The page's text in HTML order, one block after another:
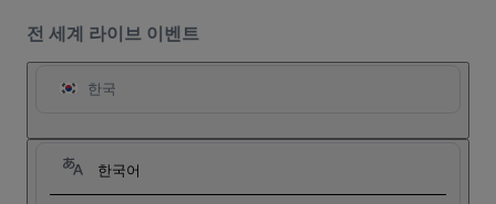
전 세계 라이브 이벤트
한국
한국어